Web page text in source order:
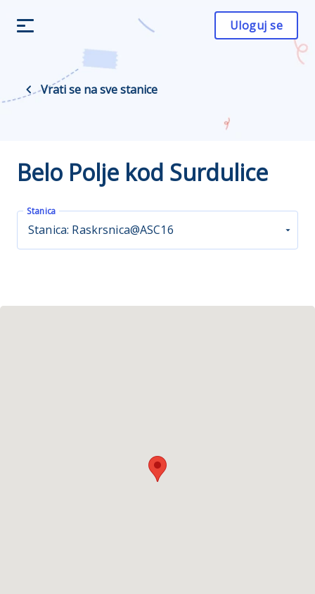
Uloguj se
Vrati se na sve stanice
Belo Polje kod Surdulice
Stanica
Stanica: Raskrsnica@ASC16